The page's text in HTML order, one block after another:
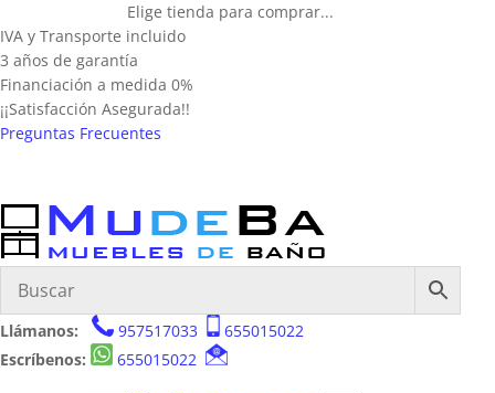
Elige tienda para comprar...
IVA y Transporte incluido
3 años de garantía
Financiación a medida 0%
¡¡Satisfacción Asegurada!!
Preguntas Frecuentes
Llámanos: 957517033
655015022
Escríbenos:
655015022